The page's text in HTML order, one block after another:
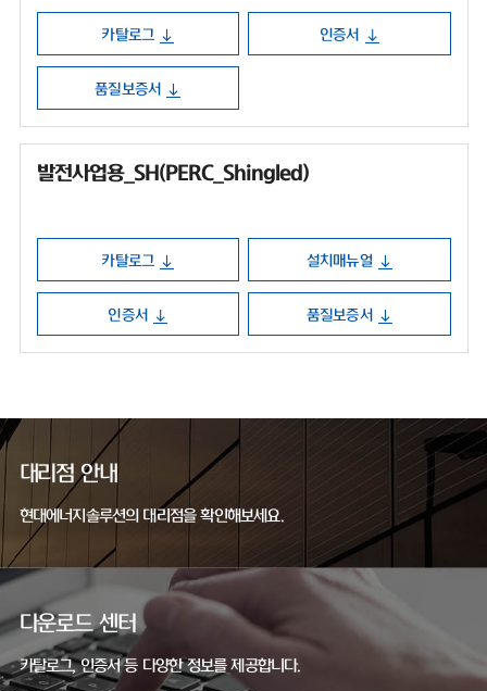
카탈로그 인증서
품질보증서
발전사업용_SH(PERC_Shingled)
카탈로그 설치매뉴얼
인증서 품질보증서
대리점 안내
현대에너지솔루션의 대리점을 확인해보세요.
다운로드 센터
카탈로그, 인증서 등 다양한 정보를 제공합니다.